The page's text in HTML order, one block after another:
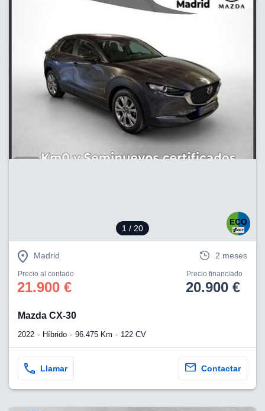
1 / 20
Madrid 2 meses
Precio al contado
21.900 €
Precio financiado
20.900 €
Mazda CX-30
2022 Híbrido 96.475 Km 122 CV
Llamar Contactar